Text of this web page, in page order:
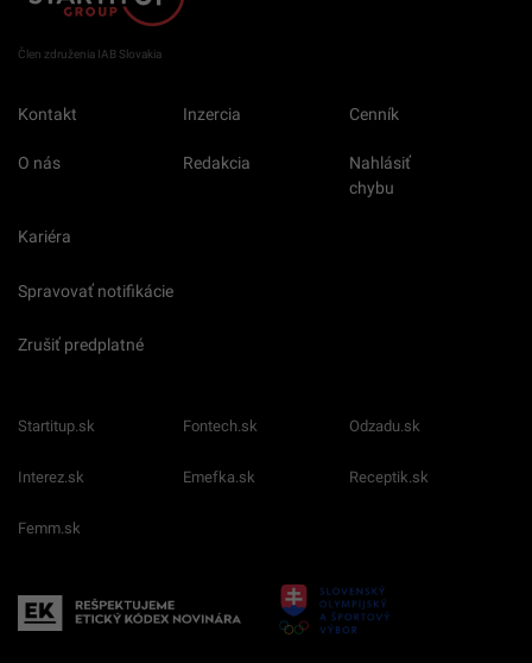
Člen združenia IAB Slovakia
Kontakt Inzercia Cenník
O nás Redakcia
Nahlásiť
chybu
Kariéra
Spravovať notifikácie
Zrušiť predplatné
Startitup.sk Fontech.sk Odzadu.sk
Interez.sk Emefka.sk Receptik.sk
Femm.sk